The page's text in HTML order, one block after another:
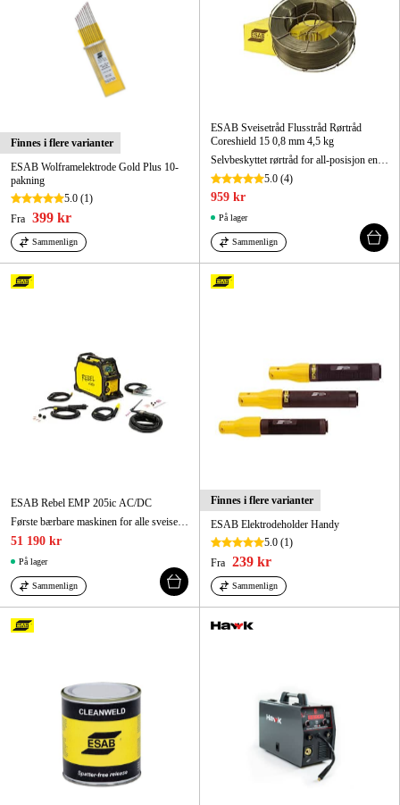
Finnes i flere varianter
ESAB Wolframelektrode Gold Plus 10-
pakning
5.0 (1)
Fra 399 kr
Sammenlign
ESAB Sveisetråd Flusstråd Rørtråd
Coreshield 15 0,8 mm 4,5 kg
5.0 (4)
959 kr
På lager
Sammenlign
ESAB Rebel EMP 205ic AC/DC
Første bærbare maskinen for alle sveisemetoder
51 190 kr
På lager
Sammenlign
Finnes i flere varianter
ESAB Elektrodeholder Handy
5.0 (1)
Fra 239 kr
Sammenlign